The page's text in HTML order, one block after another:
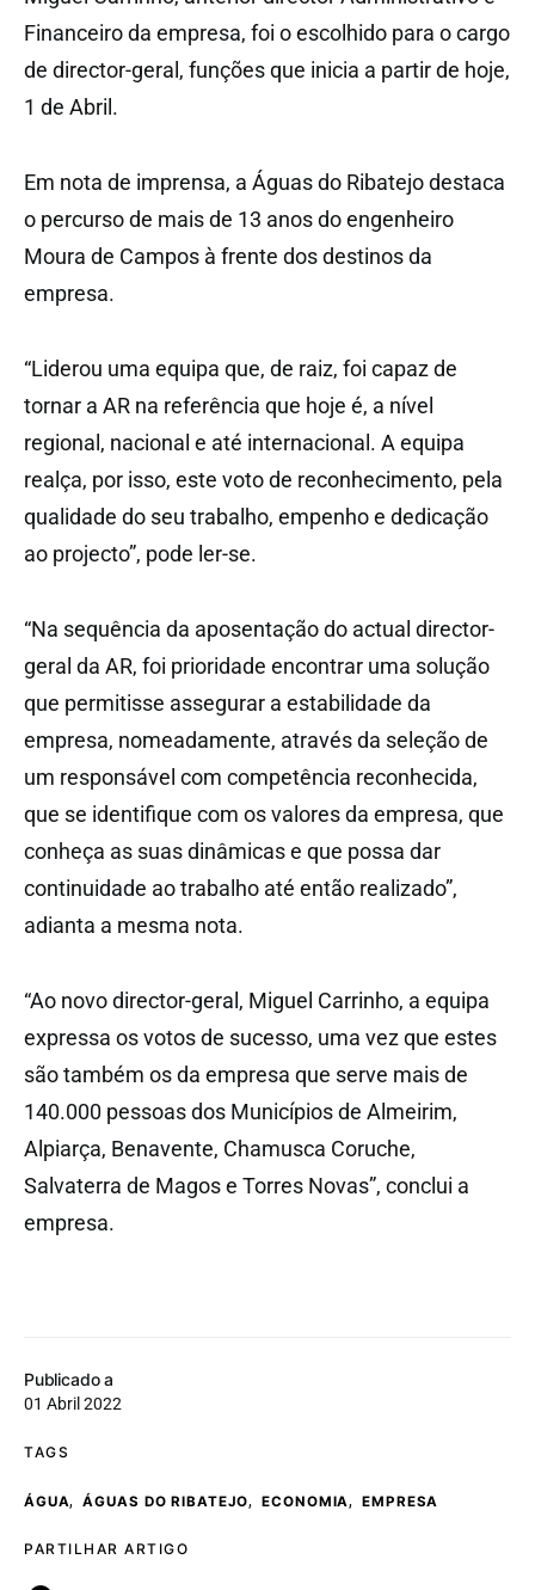
Publicado a
01 Abril 2022
TAGS
ÁGUA, ÁGUAS DO RIBATEJO, ECONOMIA, EMPRESA
PARTILHAR ARTIGO
Financeiro da empresa, foi o escolhido para o cargo
de director-geral, funções que inicia a partir de hoje,
1 de Abril.
Em nota de imprensa, a Águas do Ribatejo destaca
o percurso de mais de 13 anos do engenheiro
Moura de Campos à frente dos destinos da
empresa.
“Liderou uma equipa que, de raiz, foi capaz de
tornar a AR na referência que hoje é, a nível
regional, nacional e até internacional. A equipa
realça, por isso, este voto de reconhecimento, pela
qualidade do seu trabalho, empenho e dedicação
ao projecto”, pode ler-se.
“Na sequência da aposentação do actual director-
geral da AR, foi prioridade encontrar uma solução
que permitisse assegurar a estabilidade da
empresa, nomeadamente, através da seleção de
um responsável com competência reconhecida,
que se identifique com os valores da empresa, que
conheça as suas dinâmicas e que possa dar
continuidade ao trabalho até então realizado”,
adianta a mesma nota.
“Ao novo director-geral, Miguel Carrinho, a equipa
expressa os votos de sucesso, uma vez que estes
são também os da empresa que serve mais de
140.000 pessoas dos Municípios de Almeirim,
Alpiarça, Benavente, Chamusca Coruche,
Salvaterra de Magos e Torres Novas”, conclui a
empresa.